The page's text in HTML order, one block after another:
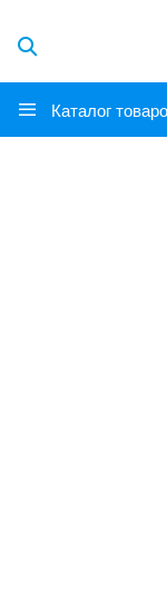
Каталог